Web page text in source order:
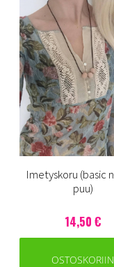
Imetyskoru (basic
puu)
14,50 €
OSTOSKORIIN